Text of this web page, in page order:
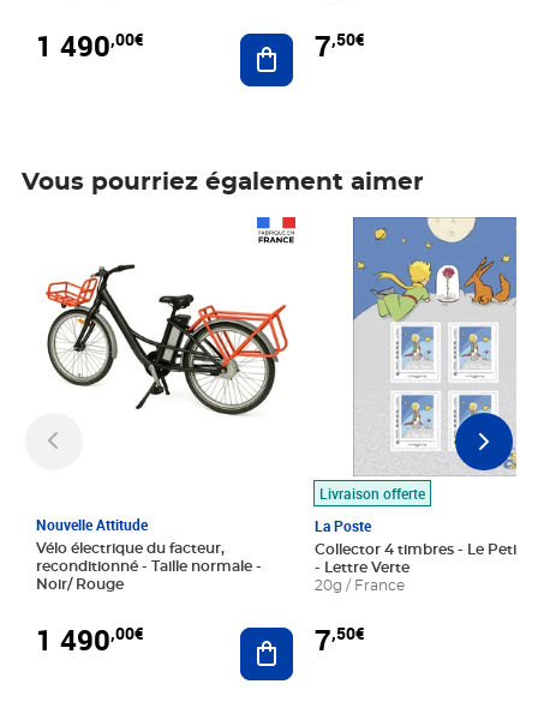
1 490,00€ Ajouter au panier
7,50€
Vous pourriez également aimer
Nouvelle Attitude
Vélo électrique du facteur,
reconditionné - Taille normale -
Noir/ Rouge
1 490,00€ Ajouter au panier
Livraison offerte
La Poste
Collector 4 timbres - Le Petit
- Lettre Verte
20g / France
7,50€
Prix 7,50€